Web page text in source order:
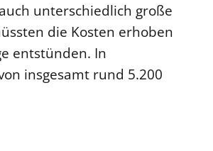
unterschiedlich große
die Kosten erhoben
entstünden. In
insgesamt rund 5.200